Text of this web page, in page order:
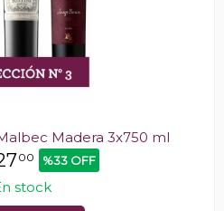
Madera 3x750 ml
00 %33 OFF
stock